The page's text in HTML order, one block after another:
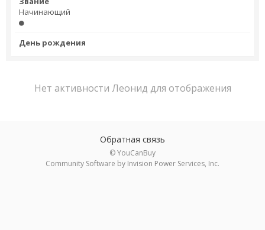
Начинающий
День рождения
Нет активности Леонид для отображения
Обратная связь
© YouCanBuy
Community Software by Invision Power Services, Inc.